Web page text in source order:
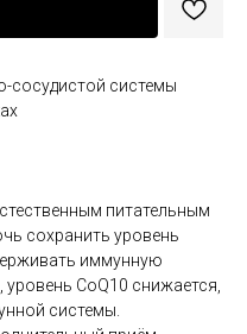
сосудистой системы
питательным
сохранить уровень
иммунную
CoQ10 снижается,
системы.